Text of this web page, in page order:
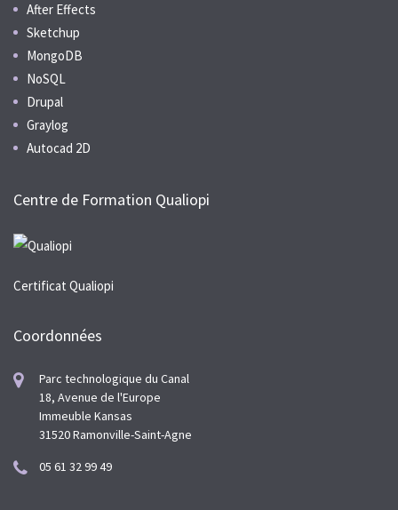
After Effects
Sketchup
MongoDB
NoSQL
Drupal
Graylog
Autocad 2D
Centre de Formation Qualiopi
Certificat Qualiopi
Coordonnées
Parc technologique du Canal
18, Avenue de l'Europe
Immeuble Kansas
31520 Ramonville-Saint-Agne
05 61 32 99 49